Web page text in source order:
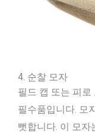
4. 순찰 모자
필드 캡 또는 피
필수품입니다. 모
뻣합니다. 이 모